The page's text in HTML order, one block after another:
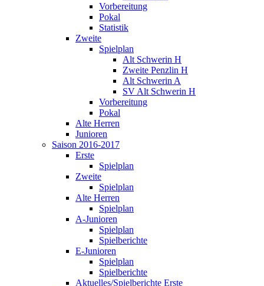
Vorbereitung
Pokal
Statistik
Zweite
Spielplan
Alt Schwerin H
Zweite Penzlin H
Alt Schwerin A
SV Alt Schwerin H
Vorbereitung
Pokal
Alte Herren
Junioren
Saison 2016-2017
Erste
Spielplan
Zweite
Spielplan
Alte Herren
Spielplan
A-Junioren
Spielplan
Spielberichte
E-Junioren
Spielplan
Spielberichte
Aktuelles/Spielberichte Erste